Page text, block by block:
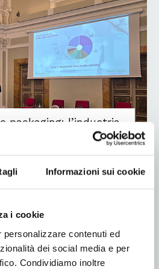
Informazioni sui cookie
i cookie
contenuti ed
dei social media e per
Condividiamo inoltre
packaging: l’industria
burocrazia e più
a Roma, l’Assemblea
Carta e Grafica moderata
de Il Sole24Ore con la
Elisa Montemagni,